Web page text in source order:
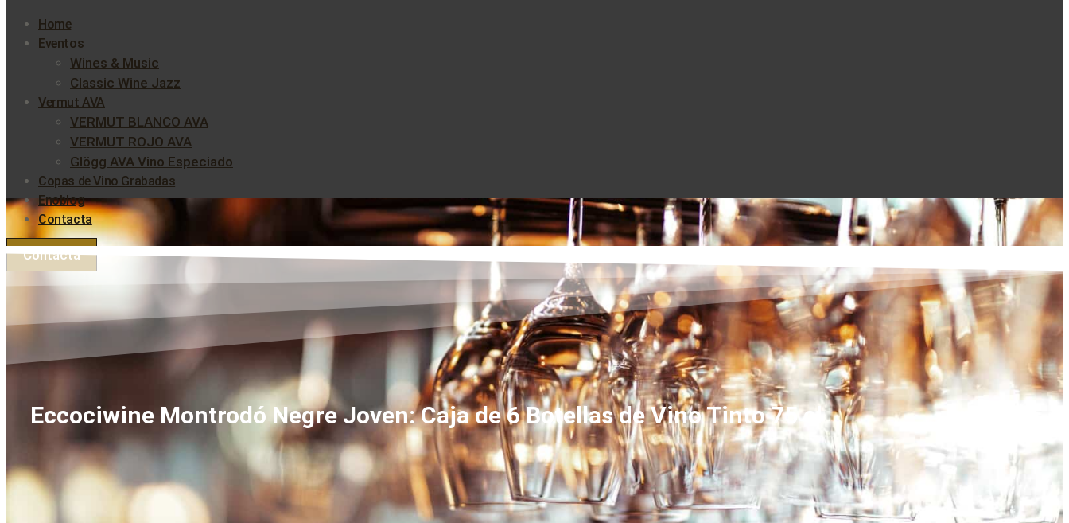
Home
Eventos
Wines & Music
Classic Wine Jazz
Vermut AVA
VERMUT BLANCO AVA
VERMUT ROJO AVA
Glögg AVA Vino Especiado
Copas de Vino Grabadas
Enoblog
Contacta
Contacta
Eccociwine Montrodó Negre Joven: Caja de 6 Botellas de Vino Tinto 75 cl